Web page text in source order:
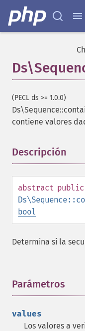
(PECL ds >= 1.0.0)
contiene valores
Descripción
abstract public
bool
Determina si la
Parámetros
values
Los valores a